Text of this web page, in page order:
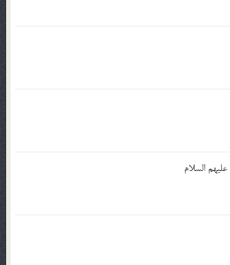
السلام